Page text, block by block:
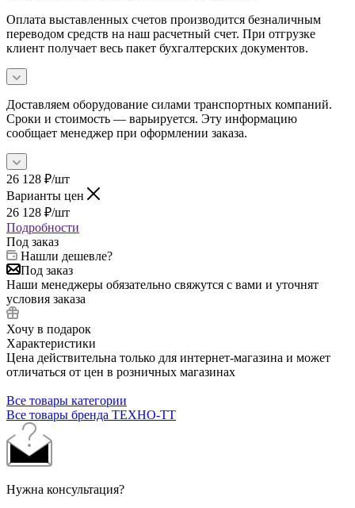
Оплата выставленных счетов производится безналичным
переводом средств на наш расчетный счет. При отгрузке
клиент получает весь пакет бухгалтерских документов.
Доставляем оборудование силами транспортных компаний.
Сроки и стоимость — варьируется. Эту информацию
сообщает менеджер при оформлении заказа.
26 128 ₽/шт
Варианты цен
26 128 ₽/шт
Подробности
Под заказ
Нашли дешевле?
Под заказ
Наши менеджеры обязательно свяжутся с вами и уточнят
условия заказа
Хочу в подарок
Характеристики
Цена действительна только для интернет-магазина и может
отличаться от цен в розничных магазинах
Все товары категории
Все товары бренда ТЕХНО-ТТ
Нужна консультация?